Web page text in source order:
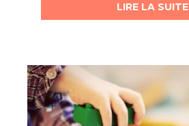
LIRE LA SUITE